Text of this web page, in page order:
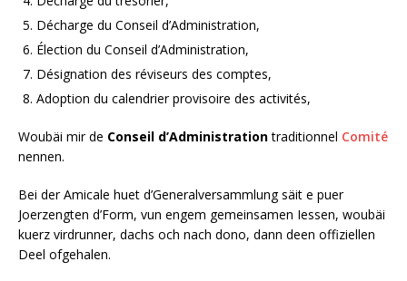
Décharge du Conseil d’Administration,
Élection du Conseil d’Administration,
Désignation des réviseurs des comptes,
Adoption du calendrier provisoire des activités,
Woubäi mir de Conseil d’Administrationtraditionnel Comité
nennen.
Bei der Amicale huet d’Generalversammlung säit e puer
Joerzengten d’Form, vun engem gemeinsamen Iessen, woubäi
kuerz virdrunner, dachs och nach dono, dann deen offiziellen
Deel ofgehalen.